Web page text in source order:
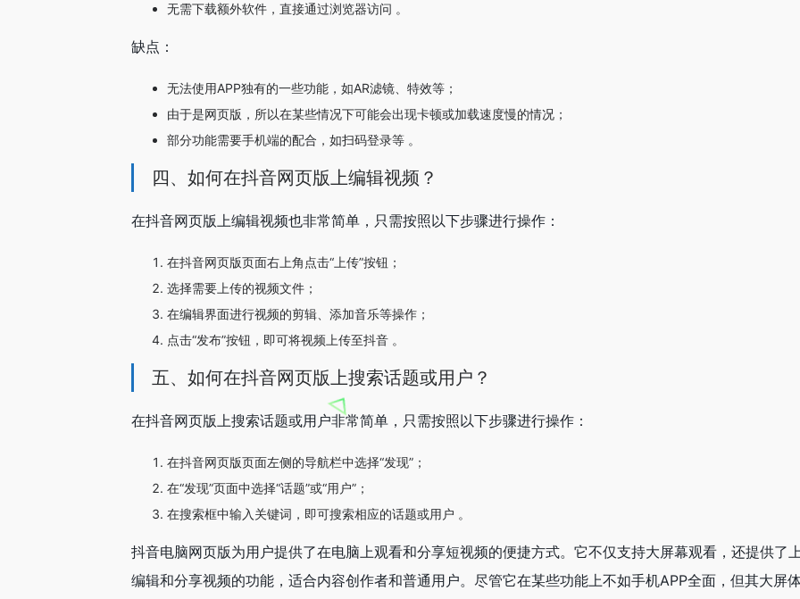
无需下载额外软件，直接通过浏览器访问 。
缺点：
无法使用APP独有的一些功能，如AR滤镜、特效等；
由于是网页版，所以在某些情况下可能会出现卡顿或加载速度慢的情况；
部分功能需要手机端的配合，如扫码登录等 。
四、如何在抖音网页版上编辑视频？
在抖音网页版上编辑视频也非常简单，只需按照以下步骤进行操作：
在抖音网页版页面右上角点击“上传”按钮；
选择需要上传的视频文件；
在编辑界面进行视频的剪辑、添加音乐等操作；
点击“发布”按钮，即可将视频上传至抖音 。
五、如何在抖音网页版上搜索话题或用户？
在抖音网页版上搜索话题或用户非常简单，只需按照以下步骤进行操作：
在抖音网页版页面左侧的导航栏中选择“发现”；
在“发现”页面中选择“话题”或“用户”；
在搜索框中输入关键词，即可搜索相应的话题或用户 。
抖音电脑网页版为用户提供了在电脑上观看和分享短视频的便捷方式。它不仅支持大屏幕观看，还提供了
编辑和分享视频的功能，适合内容创作者和普通用户。尽管它在某些功能上不如手机APP全面，但其大屏